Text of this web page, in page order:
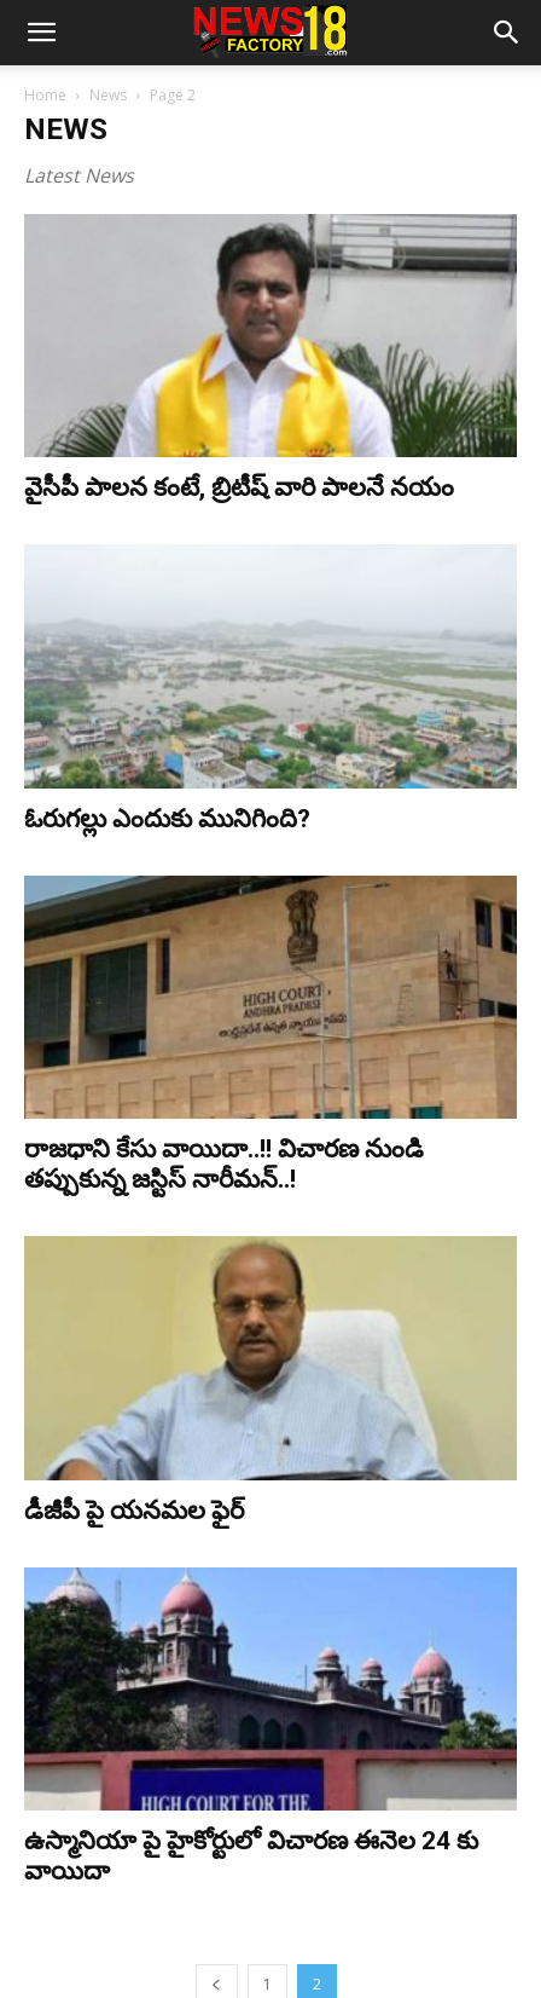
Home News Page 2
NEWS
Latest News
వైసీపీ పాలన కంటే, బ్రిటీష్ వారి పాలనే నయం
ఓరుగల్లు ఎందుకు మునిగింది?
రాజధాని కేసు వాయిదా..!! విచారణ నుండి
తప్పుకున్న జస్టిస్ నారీమన్..!
డీజీపీ పై యనమల ఫైర్
ఉస్మానియా పై హైకోర్టులో విచారణ ఈనెల 24 కు
వాయిదా
1 2